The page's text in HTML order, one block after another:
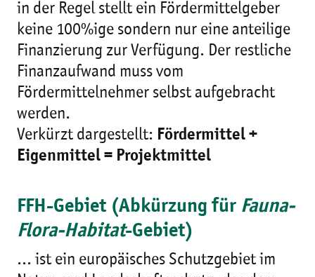
in der Regel stellt ein Fördermittelgeber
keine 100%ige sondern nur eine anteilige
Finanzierung zur Verfügung. Der restliche
Finanzaufwand muss vom
Fördermittelnehmer selbst aufgebracht
werden.
Verkürzt dargestellt: Fördermittel +
Eigenmittel = Projektmittel
FFH-Gebiet (Abkürzung für Fauna-
Flora-Habitat-Gebiet)
... ist ein europäisches Schutzgebiet im